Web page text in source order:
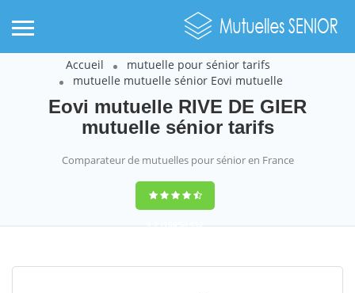
Accueil
mutuelle pour sénior tarifs
mutuelle mutuelle sénior Eovi mutuelle
Eovi mutuelle RIVE DE GIER
mutuelle sénior tarifs
Comparateur de mutuelles pour sénior en France
9,2(100%)452